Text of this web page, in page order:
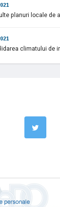
planuri locale de
climatului de